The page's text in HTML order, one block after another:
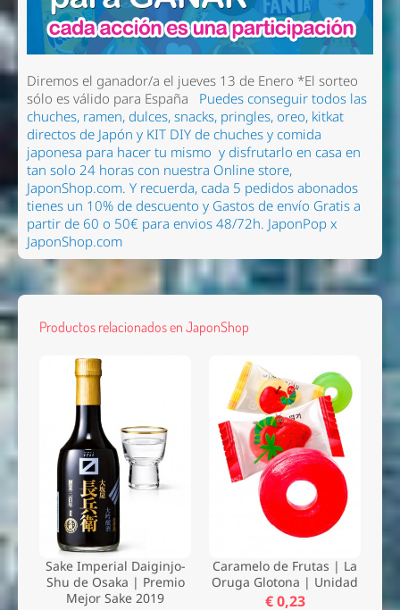
Diremos el ganador/a el jueves 13 de Enero *El sorteo
sólo es válido para España
Puedes conseguir todos las
chuches, ramen, dulces, snacks, pringles, oreo, kitkat
directos de Japón y KIT DIY de chuches y comida
japonesa para hacer tu mismo y disfrutarlo en casa en
tan solo 24 horas con nuestra Online store,
JaponShop.com. Y recuerda, cada 5 pedidos abonados
tienes un 10% de descuento y Gastos de envío Gratis a
partir de 60 o 50€ para envios 48/72h. JaponPop x
JaponShop.com
Productos relacionados en JaponShop
Sake Imperial Daiginjo-
Shu de Osaka | Premio
Mejor Sake 2019
Caramelo de Frutas | La
Oruga Glotona | Unidad
€ 0,23